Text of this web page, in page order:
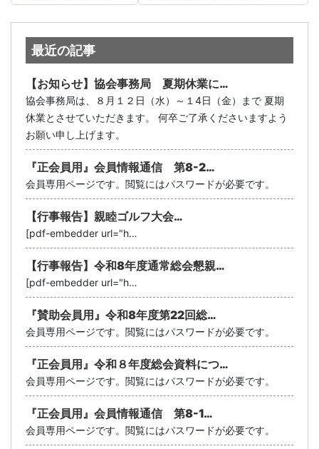
最近の記事
【お知らせ】協会事務局 夏期休業に…
協会事務局は、８月１２日（水）～１4日（金）まで 夏期
休業とさせていただきます。 何卒ご了承くださいますよう
お願い申し上げます。
『正会員用』会員情報通信 第8-2…
会員専用ページです。閲覧にはパスワードが必要です。
【行事報告】親睦ゴルフ大会…
[pdf-embedder url="h…
【行事報告】令和8年度通常総会懇親…
[pdf-embedder url="h…
『賛助会員用』令和8年度第22回総…
会員専用ページです。閲覧にはパスワードが必要です。
『正会員用』令和８年度総会資料につ…
会員専用ページです。閲覧にはパスワードが必要です。
『正会員用』会員情報通信 第8-1…
会員専用ページです。閲覧にはパスワードが必要です。